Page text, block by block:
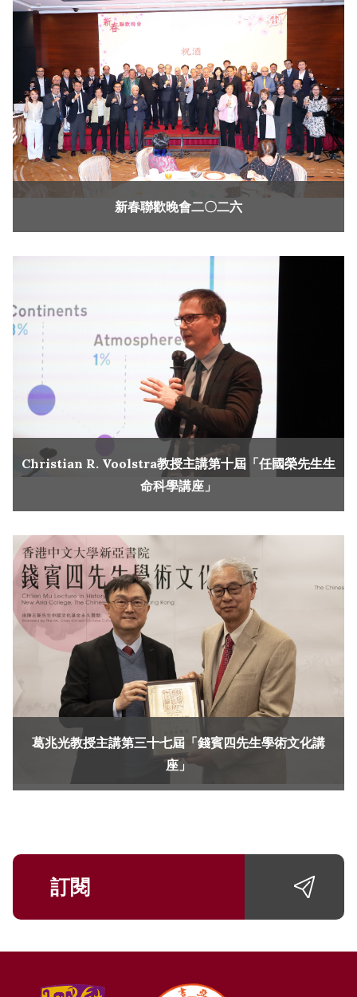
新春聯歡晚會二〇二六
Christian R. Voolstra教授主講第十屆「任國榮先生生
命科學講座」
葛兆光教授主講第三十七屆「錢賓四先生學術文化講
座」
訂閱